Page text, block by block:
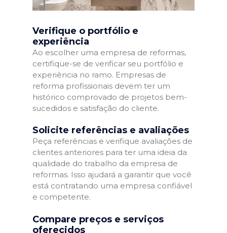
Verifique o portfólio e
experiência
Ao escolher uma empresa de reformas,
certifique-se de verificar seu portfólio e
experiência no ramo. Empresas de
reforma profissionais devem ter um
histórico comprovado de projetos bem-
sucedidos e satisfação do cliente.
Solicite referências e avaliações
Peça referências e verifique avaliações de
clientes anteriores para ter uma ideia da
qualidade do trabalho da empresa de
reformas. Isso ajudará a garantir que você
está contratando uma empresa confiável
e competente.
Compare preços e serviços
oferecidos